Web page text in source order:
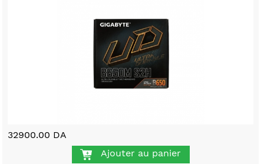
32900.00 DA
Ajouter au panier